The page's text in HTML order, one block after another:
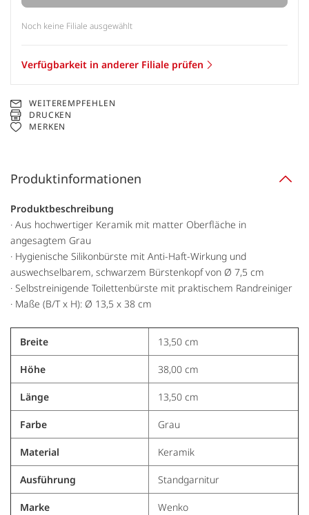
Noch keine Filiale ausgewählt
Verfügbarkeit in anderer Filiale prüfen
WEITEREMPFEHLEN
DRUCKEN
MERKEN
Produktinformationen
Produktbeschreibung
· Aus hochwertiger Keramik mit matter Oberfläche in
angesagtem Grau
· Hygienische Silikonbürste mit Anti-Haft-Wirkung und
auswechselbarem, schwarzem Bürstenkopf von Ø 7,5 cm
· Selbstreinigende Toilettenbürste mit praktischem Randreiniger
· Maße (B/T x H): Ø 13,5 x 38 cm
Breite 13,50 cm
Höhe 38,00 cm
Länge 13,50 cm
Farbe Grau
Material Keramik
Ausführung Standgarnitur
Marke Wenko